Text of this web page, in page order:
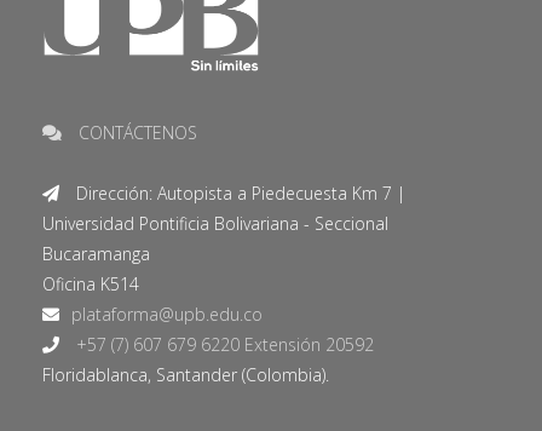
CONTÁCTENOS
Dirección: Autopista a Piedecuesta Km 7 |
Universidad Pontificia Bolivariana - Seccional
Bucaramanga
Oficina K514
+57 (7) 607 679 6220 Extensión 20592
Floridablanca, Santander (Colombia).